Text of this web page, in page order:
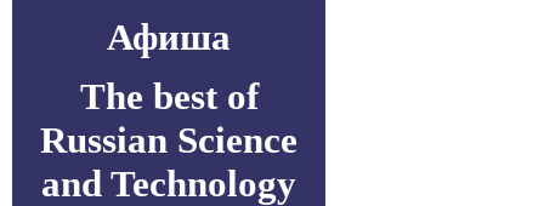
Афиша
The best of
Russian Science
and Technology